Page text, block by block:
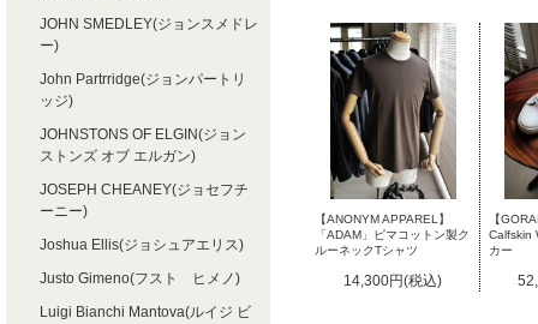
【ANONYM APPAREL】
「ADAM」ピマコットン製ク
ルーネックTシャツ
14,300円(税込)
【
Calfskin
カー
JOHN SMEDLEY(ジョンスメドレ
ー)
John Partrridge(ジョンパートリ
ッジ)
JOHNSTONS OF ELGIN(ジョン
ストンズ オブ エルガン)
JOSEPH CHEANEY(ジョセフチ
ーニー)
Joshua Ellis(ジョシュアエリス)
Justo Gimeno(フスト ヒメノ)
Luigi Bianchi Mantova(ルイジ ビ